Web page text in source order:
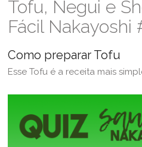
Tofu, Negui e
Fácil Nakayoshi
Como preparar Tofu
Esse Tofu é a receita mais